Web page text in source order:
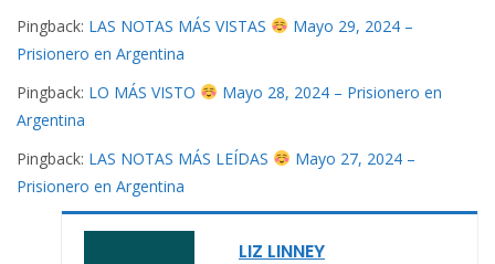
Pingback: LAS NOTAS MÁS VISTAS
Mayo 29, 2024 –
Prisionero en Argentina
Pingback: LO MÁS VISTO
Mayo 28, 2024 – Prisionero en
Argentina
Pingback: LAS NOTAS MÁS LEÍDAS
Mayo 27, 2024 –
Prisionero en Argentina
LIZ LINNEY